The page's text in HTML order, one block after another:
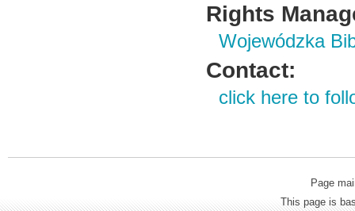
Rights
Wojewódzka
Contact:
click here to
Page
This page is